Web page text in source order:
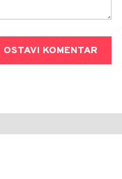
OSTAVI KOMENTAR